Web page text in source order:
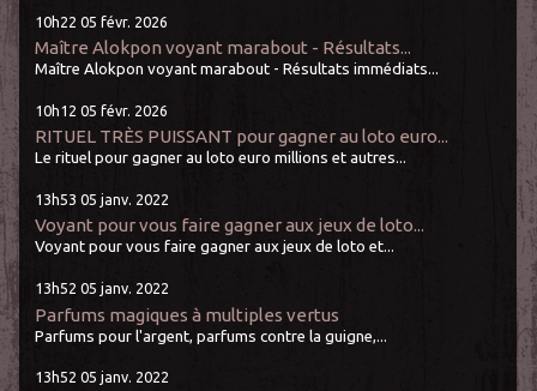
10h22 05 févr. 2026
Maître Alokpon voyant marabout - Résultats...
Maître Alokpon voyant marabout - Résultats immédiats...
10h12 05 févr. 2026
RITUEL TRÈS PUISSANT pour gagner au loto euro...
Le rituel pour gagner au loto euro millions et autres...
13h53 05 janv. 2022
Voyant pour vous faire gagner aux jeux de loto...
Voyant pour vous faire gagner aux jeux de loto et...
13h52 05 janv. 2022
Parfums magiques à multiples vertus
Parfums pour l'argent, parfums contre la guigne,...
13h52 05 janv. 2022